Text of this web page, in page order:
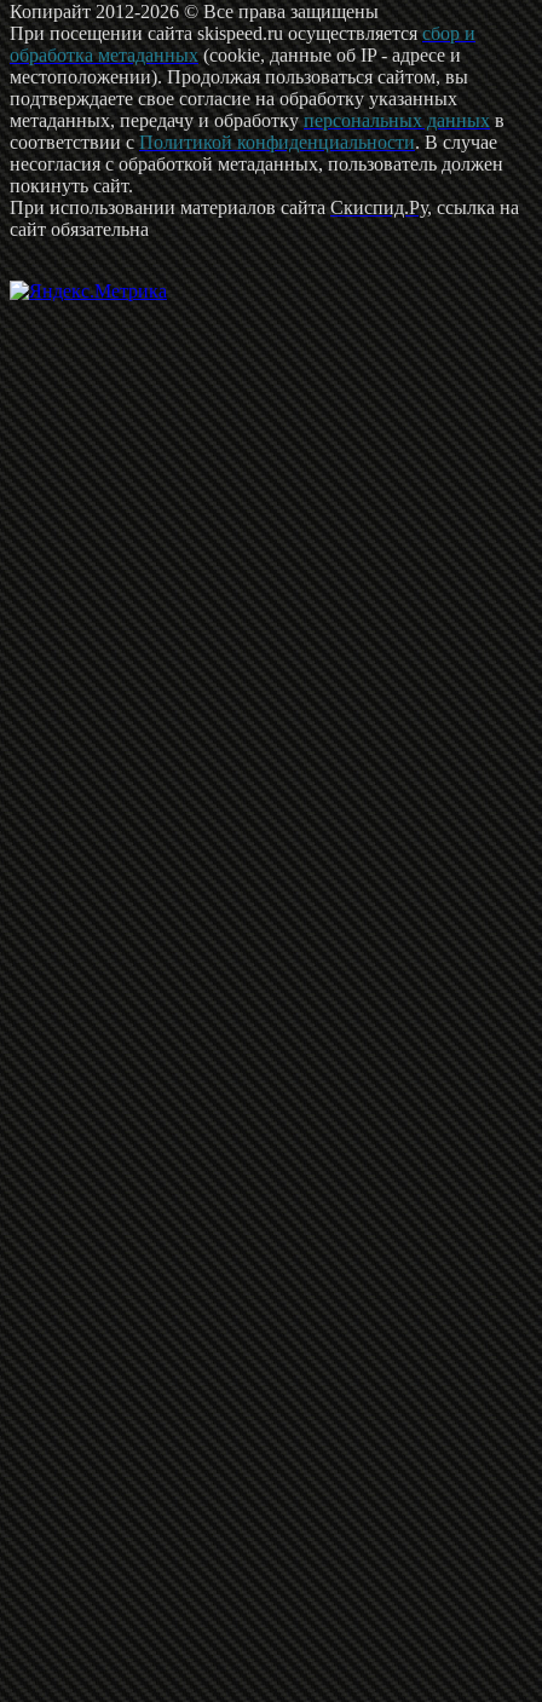
Копирайт 2012-2026 © Все права защищены
При посещении сайта skispeed.ru осуществляетсясбор и
обработка метаданных(cookie, данные об IP - адресе и
местоположении). Продолжая пользоваться сайтом, вы
подтверждаете свое согласие на обработку указанных
метаданных, передачу и обработкуперсональных данныхв
соответствии сПолитикой конфиденциальности. В случае
несогласия с обработкой метаданных, пользователь должен
покинуть сайт.
При использовании материалов сайтаСкиспид.Ру, ссылка на
сайт обязательна